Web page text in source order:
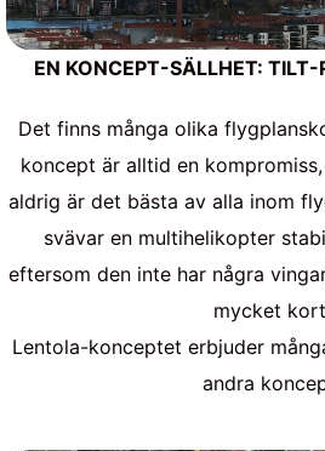
EN KONCEPT-SÄLLHET: TILT-
Det finns många olika
koncept är alltid en
aldrig är det bästa av alla inom
svävar en multihelikopter
eftersom den inte har några
mycket
Lentola-konceptet erbjuder
andra